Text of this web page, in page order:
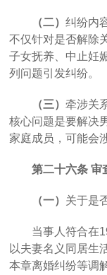
（二）纠纷内
不仅针对是否解除
子女抚养、中止妊
列问题引发纠纷。
（三）牵涉关
核心问题是要解决
家庭成员，可能会
第二十六条 审
（一） 关于是
当事人符合在
以夫妻名义同居生
本章离婚纠纷等调